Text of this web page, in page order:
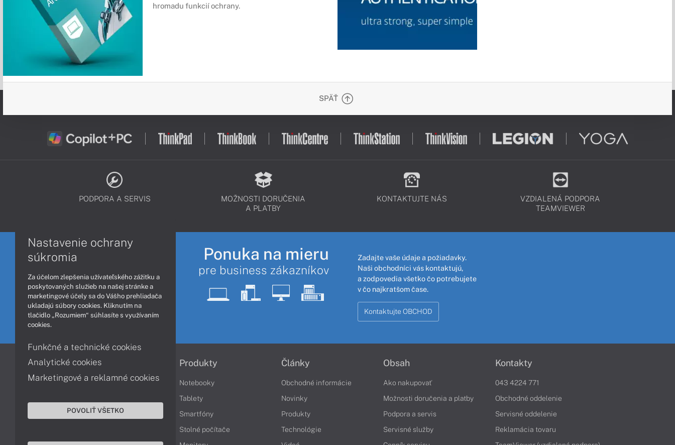
hromadu funkcií ochrany.
SPÄŤ
PODPORA A SERVIS
MOŽNOSTI DORUČENIA
A PLATBY
KONTAKTUJTE NÁS
VZDIALENÁ PODPORA
TEAMVIEWER
Ponuka na mieru
pre business zákazníkov
Zadajte vaše údaje a požiadavky.
Naši obchodníci vás kontaktujú,
a zodpovedia všetko čo potrebujete
v čo najkratšom čase.
Kontaktujte OBCHOD
Informácie
Obchodné podmienky
Ochrana osobných údajov
Produkty
Notebooky
Tablety
Smartfóny
Stolné počítače
Články
Obchodné informácie
Novinky
Produkty
Technológie
Obsah
Ako nakupovať
Možnosti doručenia a platby
Podpora a servis
Servisné služby
Kontakty
043 4224 771
Obchodné oddelenie
Servisné oddelenie
Reklamácia tovaru
Nastavenie ochrany
súkromia
Za účelom zlepšenia užívateľského zážitku a
poskytovaných služieb na našej stránke a
marketingové účely sa do Vášho prehliadača
ukladajú súbory cookies. Kliknutím na
tlačidlo „Rozumiem“ súhlasíte s využívaním
cookies.
Funkčné a technické cookies
Analytické cookies
Marketingové a reklamné cookies
POVOLIŤ VŠETKO